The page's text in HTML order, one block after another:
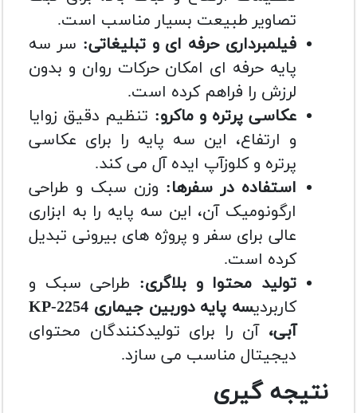
تصاویر طبیعت بسیار مناسب است.
فیلمبرداری حرفه ای و تبلیغاتی: سر سه
پایه حرفه ای امکان حرکات روان و بدون
لرزش را فراهم کرده است.
عکاسی پرتره و ماکرو: تنظیم دقیق زوایا
و ارتفاع، این سه پایه را برای عکاسی
پرتره و کلوزآپ ایده آل می کند.
استفاده در سفرها: وزن سبک و طراحی
ارگونومیک آن، این سه پایه را به ابزاری
عالی برای سفر و پروژه های بیرونی تبدیل
کرده است.
تولید محتوا و بلاگری: طراحی سبک و
کاربردی
سه پایه دوربین جیماری KP-2254
آبی، آن را برای تولیدکنندگان محتوای
دیجیتال مناسب می سازد.
نتیجه گیری